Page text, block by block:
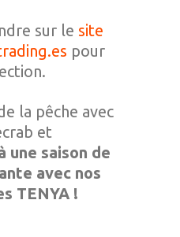
sur le site
pour
la pêche avec
et
une saison de
avec nos
TENYA !